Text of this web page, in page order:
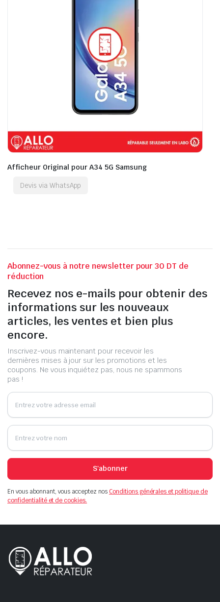
Afficheur Original pour A34 5G Samsung
Devis via WhatsApp
Abonnez-vous à notre newsletter pour 30 DT de
réduction
Recevez nos e-mails pour obtenir des
informations sur les nouveaux
articles, les ventes et bien plus
encore.
Inscrivez-vous maintenant pour recevoir les
dernières mises à jour sur les promotions et les
coupons. Ne vous inquiétez pas, nous ne spammons
pas !
S'abonner
En vous abonnant, vous acceptez nosConditions générales et politique de
confidentialité et de cookies.